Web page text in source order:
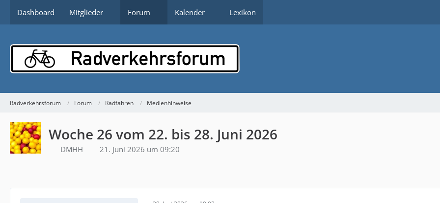
Dashboard Mitglieder Forum Kalender Lexikon
Radverkehrsforum Forum Radfahren Medienhinweise
Woche 26 vom 22. bis 28. Juni 2026
DMHH 21. Juni 2026 um 09:20